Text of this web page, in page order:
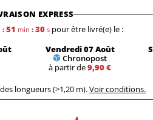
EXPRESS
: 51 min : 29 s pour être livré(e) le :
Vendredi 07 Août
Chronopost
à partir de9,90 €
longueurs (>1,20 m).Voir conditions.